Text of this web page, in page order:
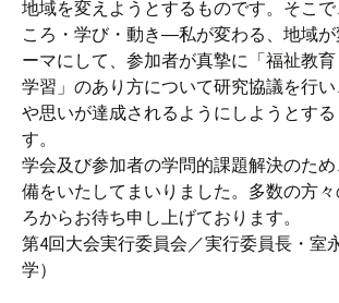
地域を変えようとするものです。そこ
ころ・学び・動き―私が変わる、地域
ーマにして、参加者が真摯に「福祉教
学習」のあり方について研究協議を行
や思いが達成されるようにしようとする
す。
学会及び参加者の学問的課題解決のた
備をいたしてまいりました。多数の方
ろからお待ち申し上げております。
第4回大会実行委員会／実行委員長・室
学）